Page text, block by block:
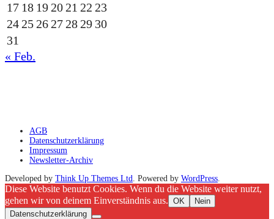
17 18 19 20 21 22 23
24 25 26 27 28 29 30
31
« Feb.
AGB
Datenschutzerklärung
Impressum
Newsletter-Archiv
Developed by Think Up Themes Ltd . Powered by WordPress
Diese Website benutzt Cookies. Wenn du die Website weiter nutzt,
gehen wir von deinem Einverständnis aus. OK
Nein
Datenschutzerklärung